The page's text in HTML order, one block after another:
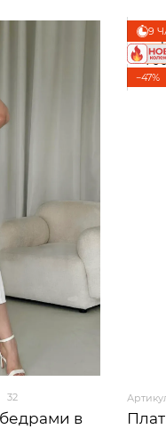
32
в
9
−47%